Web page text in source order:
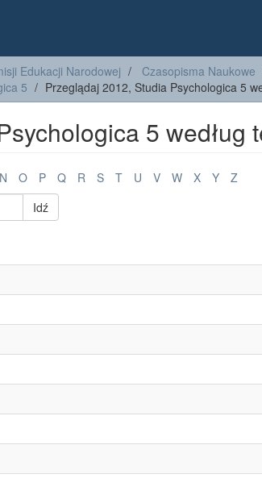
Edukacji Narodowej Czasopisma Naukowe
5 Przeglądaj 2012, Studia Psychologica 5
5 według
N O P Q R S T U V W X Y
Z
Idź